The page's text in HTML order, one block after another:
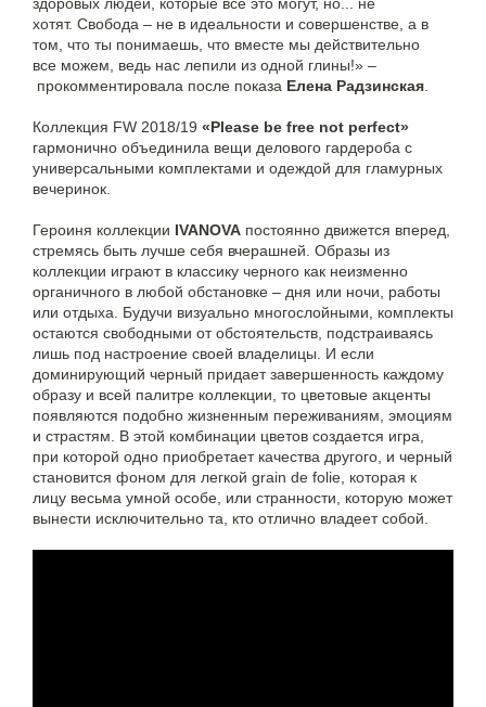
здоровых людей, которые все это могут, но... не
хотят. Свобода – не в идеальности и совершенстве, а в
том, что ты понимаешь, что вместе мы действительно
все можем, ведь нас лепили из одной глины!» –
прокомментировала после показа Елена Радзинская.
Коллекция FW 2018/19 «Please be free not perfect»
гармонично объединила вещи делового гардероба с
универсальными комплектами и одеждой для гламурных
вечеринок.
Героиня коллекции IVANOVA постоянно движется вперед,
стремясь быть лучше себя вчерашней. Образы из
коллекции играют в классику черного как неизменно
органичного в любой обстановке – дня или ночи, работы
или отдыха. Будучи визуально многослойными, комплекты
остаются свободными от обстоятельств, подстраиваясь
лишь под настроение своей владелицы. И если
доминирующий черный придает завершенность каждому
образу и всей палитре коллекции, то цветовые акценты
появляются подобно жизненным переживаниям, эмоциям
и страстям. В этой комбинации цветов создается игра,
при которой одно приобретает качества другого, и черный
становится фоном для легкой grain de folie, которая к
лицу весьма умной особе, или странности, которую может
вынести исключительно та, кто отлично владеет собой.